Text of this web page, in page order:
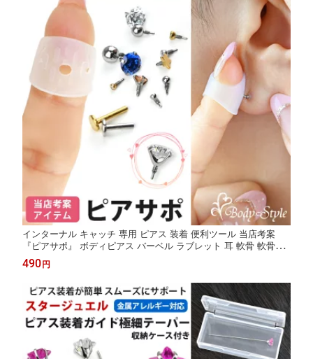
インターナル キャッチ 専用 ピアス 装着 便利ツール 当店考案
『ピアサポ』 ボディピアス バーベル ラブレット 耳 軟骨 軟骨ピ
アス イヤーロブ ヘリックス トラガス
490 円